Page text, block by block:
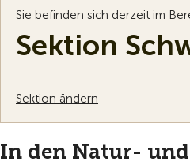
Sie befinden sich derzeit im
Sektion
Sektion ändern
In den Natur-